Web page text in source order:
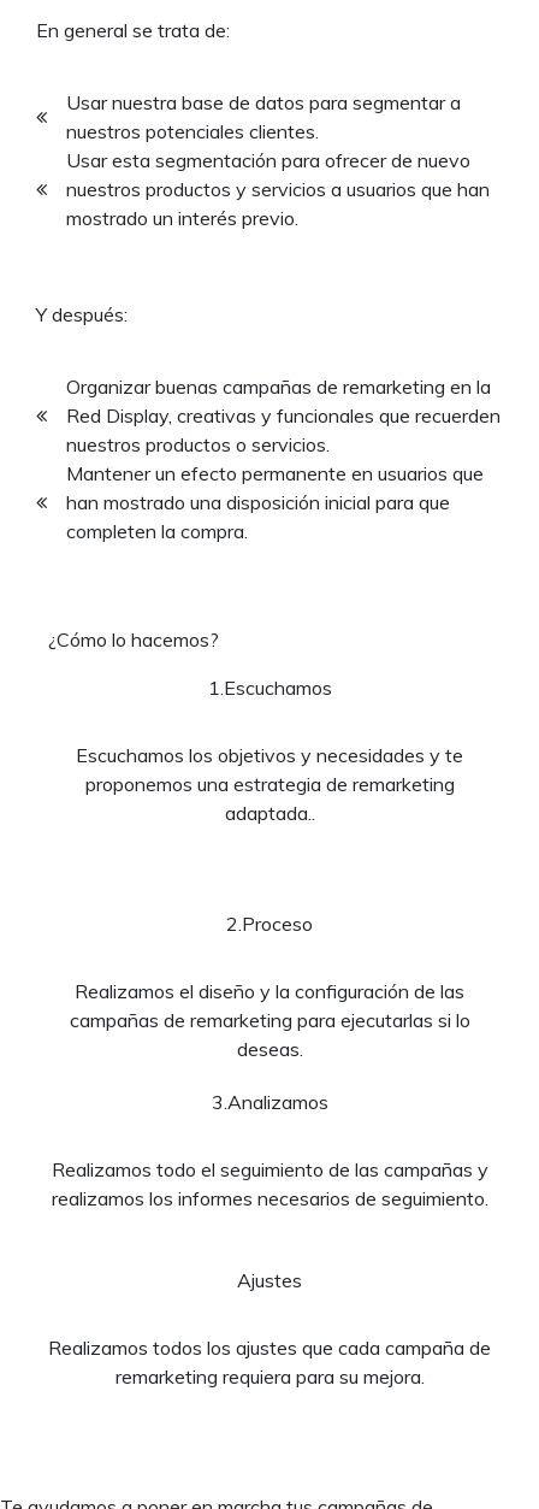
En general se trata de:
Usar nuestra base de datos para segmentar a
nuestros potenciales clientes.
Usar esta segmentación para ofrecer de nuevo
nuestros productos y servicios a usuarios que han
mostrado un interés previo.
Y después:
Organizar buenas campañas de remarketing en la
Red Display, creativas y funcionales que recuerden
nuestros productos o servicios.
Mantener un efecto permanente en usuarios que
han mostrado una disposición inicial para que
completen la compra.
¿Cómo lo hacemos?
1.Escuchamos
Escuchamos los objetivos y necesidades y te
proponemos una estrategia de remarketing
adaptada..
2.Proceso
Realizamos el diseño y la configuración de las
campañas de remarketing para ejecutarlas si lo
deseas.
3.Analizamos
Realizamos todo el seguimiento de las campañas y
realizamos los informes necesarios de seguimiento.
Ajustes
Realizamos todos los ajustes que cada campaña de
remarketing requiera para su mejora.